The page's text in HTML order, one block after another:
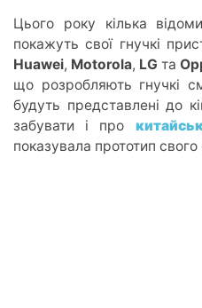
Цього року кілька
покажуть свої гнучкі
Huawei, Motorola, LG та
що розробляють гнучкі
будуть представлені до
забувати і про
показувала прототип